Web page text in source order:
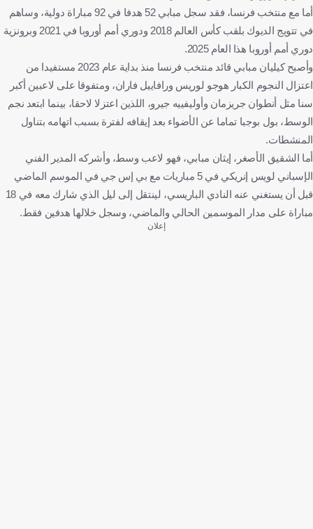
أما مع منتخب فرنسا، فقد سجل مبابي 52 هدفا في 92 مباراة دولية، وساهم
في تتويج الديوك بلقب كأس العالم 2018 ودوري أمم أوروبا في 2021 وبرونزية
دوري أمم أوروبا هذا العام 2025.
وأصبح كيليان مبابي قائد منتخب فرنسا منذ بداية عام 2023 مستفيدا من
اعتزال النجوم الكبار هوجو لوريس ورافاييل فاران، ومتفوقا على لاعبين أكبر
سنا مثل أنطوان جريزمان وأوليفييه جيرو، اللذين اعتزلا لاحقا، بينما ابتعد نجم
الوسط، بول بوجبا تماما عن الأضواء بعد إيقافه لفترة بسبب اتهامه بتناول
المنشطات.
أما الشقيق الأصغر، إيثان مبابي، فهو لاعب وسط، وأشركه المدير الفني
الإسباني لويس إنريكي في 5 مباريات مع بي إس جي في الموسم الماضي
قبل أن يستغني عنه النادي الباريسي، لينتقل إلى ليل الذي شارك معه في 18
مباراة على مدار الموسمين الحالي والماضي، وسجل خلالها هدفين فقط.
إعلان